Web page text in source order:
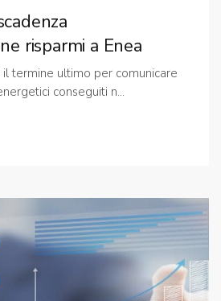
risparmi a Enea
termine ultimo per comunicare
conseguiti n...